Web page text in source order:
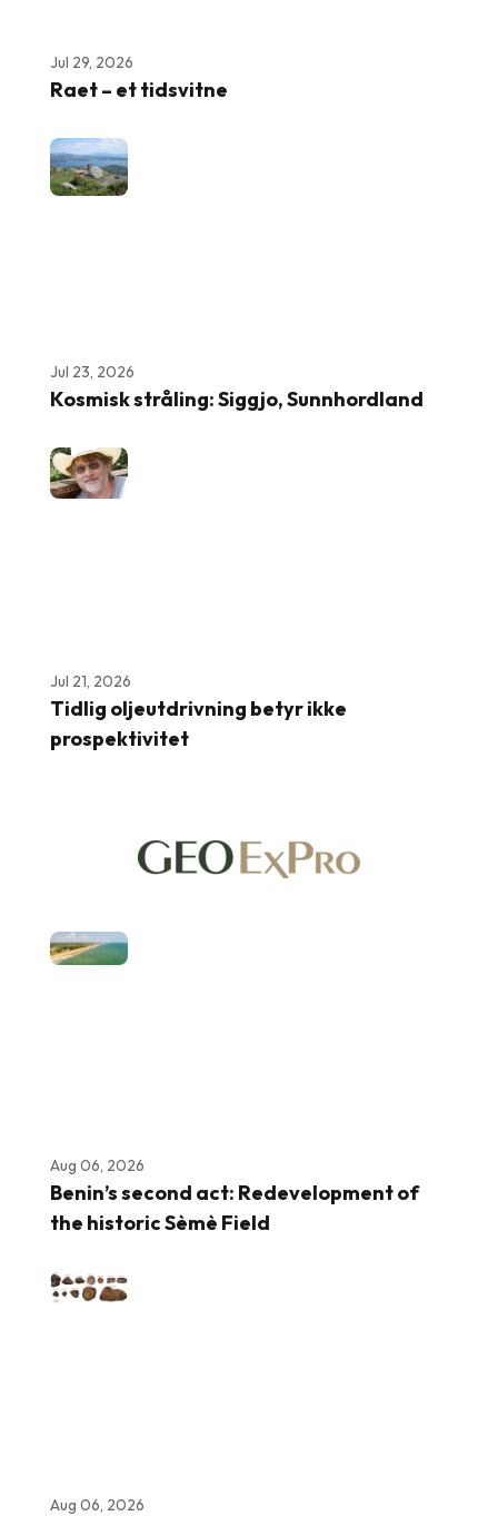
Jul 29, 2026
Raet – et tidsvitne
Jul 23, 2026
Kosmisk stråling: Siggjo, Sunnhordland
Jul 21, 2026
Tidlig oljeutdrivning betyr ikke
prospektivitet
Aug 06, 2026
Benin’s second act: Redevelopment of
the historic Sèmè Field
Aug 06, 2026